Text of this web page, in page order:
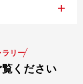
+
ラリー
ください